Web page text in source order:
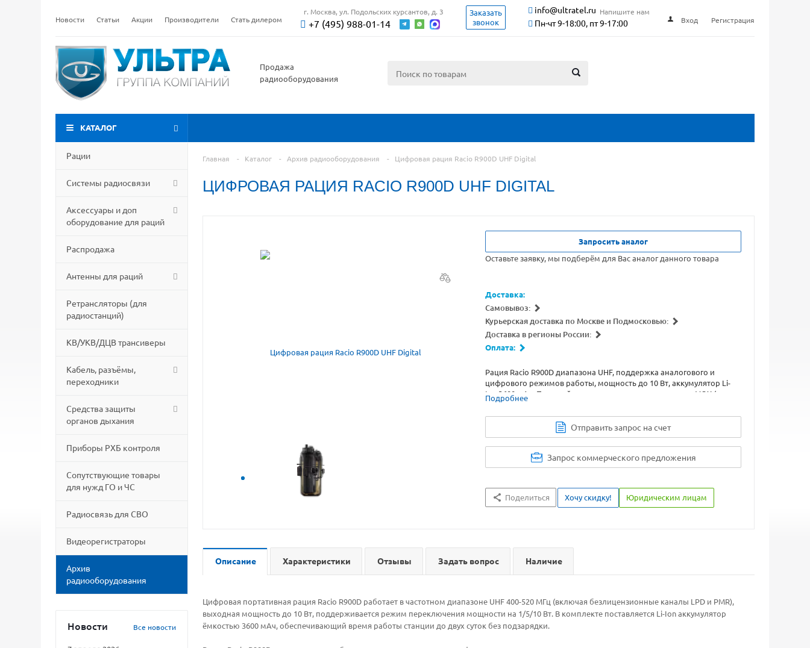
Новости Статьи Акции Производители Стать дилером
г. Москва, ул. Подольских курсантов, д. 3
+7 (495) 988-01-14
Заказать
звонок
info@ultratel.ru Напишите нам
Пн-чт 9-18:00, пт 9-17:00 Вход Регистрация
Продажа
радиооборудования
КАТАЛОГ
Рации
Системы радиосвязи
Аксессуары и доп
оборудование для раций
Распродажа
Антенны для раций
Ретрансляторы (для
радиостанций)
КВ/УКВ/ДЦВ трансиверы
Кабель, разъёмы,
переходники
Средства защиты
органов дыхания
Приборы РХБ контроля
Сопутствующие товары
для нужд ГО и ЧС
Радиосвязь для СВО
Видеорегистраторы
Архив
радиооборудования
Новости Все новости
Главная - Каталог - Архив радиооборудования - Цифровая рация Racio R900D UHF Digital
ЦИФРОВАЯ РАЦИЯ RACIO R900D UHF DIGITAL
Запросить аналог
Оставьте заявку, мы подберём для Вас аналог данного товара
Доставка:
Самовывоз:
Курьерская доставка по Москве и Подмосковью:
Доставка в регионы России:
Оплата:
Рация Racio R900D диапазона UHF, поддержка аналогового и
цифрового режимов работы, мощность до 10 Вт, аккумулятор Li-
Ion 3600 мАч. Прочный корпус на алюминиевом шасси, VOX (с
гарнитурой и без), скрэмблер, компандер, DTMF, 32 канала памяти,
гарнитурный разъём типа Kenwood.
Подробнее
Отправить запрос на счет
Запрос коммерческого предложения
Поделиться Хочу скидку! Юридическим лицам
Описание Характеристики Отзывы Задать вопрос Наличие
Цифровая портативная рация Racio R900D работает в частотном диапазоне UHF 400-520 МГц (включая безлицензионные каналы LPD и PMR),
выходная мощность до 10 Вт, поддерживается режим переключения мощности на 1/5/10 Вт. В комплекте поставляется Li-Ion аккумулятор
ёмкостью 3600 мАч, обеспечивающий время работы станции до двух суток без подзарядки.